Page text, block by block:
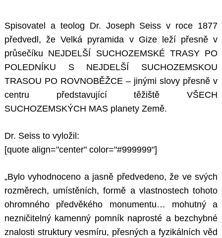
Spisovatel a teolog Dr. Joseph Seiss v roce 1877
předvedl, že Velká pyramida v Gize leží přesně v
průsečíku NEJDELŠÍ SUCHOZEMSKÉ TRASY PO
POLEDNÍKU S NEJDELŠÍ SUCHOZEMSKOU
TRASOU PO ROVNOBĚŽCE – jinými slovy přesně v
centru představující těžiště VŠECH
SUCHOZEMSKÝCH MAS planety Země.
Dr. Seiss to vyložil:
[quote align="center" color="#999999"]
„Bylo vyhodnoceno a jasně předvedeno, že ve svých
rozměrech, umístěních, formě a vlastnostech tohoto
ohromného předvěkého monumentu… mohutný a
nezničitelný kamenný pomník naprosté a bezchybné
znalosti struktury vesmíru, přesných a fyzikálních věd